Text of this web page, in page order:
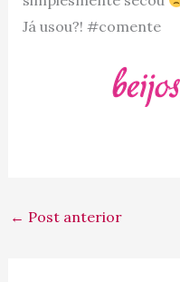
Já usou?! #comente
← Post anterior